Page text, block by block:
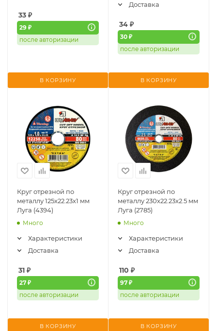
33 ₽
29 ₽
после авторизации
В КОРЗИНУ
Доставка
34 ₽
30 ₽
после авторизации
В КОРЗИНУ
Круг отрезной по
металлу 125x22.23x1 мм
Луга (4394)
Много
Характеристики
Доставка
31 ₽
27 ₽
после авторизации
В КОРЗИНУ
Круг отрезной по
металлу 230x22.23x2.5 мм
Луга (2785)
Много
Характеристики
Доставка
110 ₽
97 ₽
после авторизации
В КОРЗИНУ